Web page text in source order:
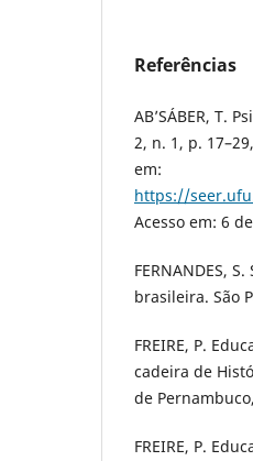
Referências
AB’SÁBER, T.
2, n. 1, p.
em:
https://
Acesso em: 6
FERNANDES,
brasileira. São
FREIRE, P.
cadeira de
de
FREIRE, P.